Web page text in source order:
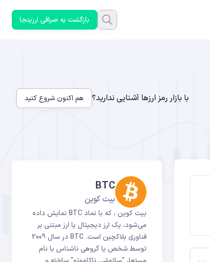
بازگشت به صرافی ارزینجا
با بازار رمز ارزها آشنایی ندارید؟ هم اکنون شروع کنید
BTC
بیت کوین
بیت کوین ، که با نماد BTC نمایش داده
می‌شود، یک ارز دیجیتال یا ارز مبتنی بر
فناوری بلاکچین است. BTC در سال 2009
توسط شخص یا گروهی ناشناس با نام